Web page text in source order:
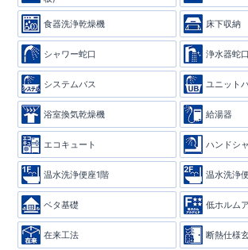
食器洗浄乾燥機 床下収納
シャワー蛇口 浄水器蛇口
システムバス ユニット
浴室換気乾燥機 給湯器
エコキュート ハンドシ
温水洗浄便座1階 温水洗浄
ベタ基礎 低ホルム
在来工法 断熱仕様